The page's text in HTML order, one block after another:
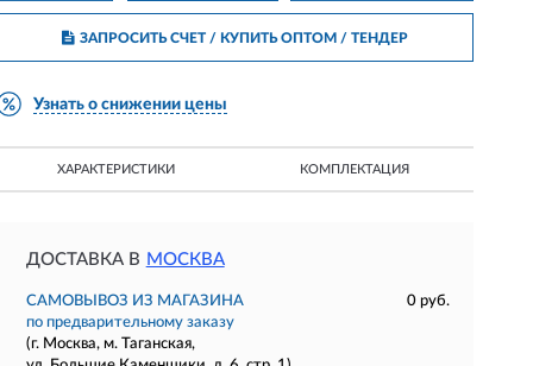
ЗАПРОСИТЬ СЧЕТ / КУПИТЬ ОПТОМ/ ТЕНДЕР
Узнать о снижении цены
ХАРАКТЕРИСТИКИ КОМПЛЕКТАЦИЯ
ДОСТАВКА В МОСКВА
САМОВЫВОЗ ИЗ МАГАЗИНА
0 руб.
по предварительному заказу
(г. Москва, м. Таганская,